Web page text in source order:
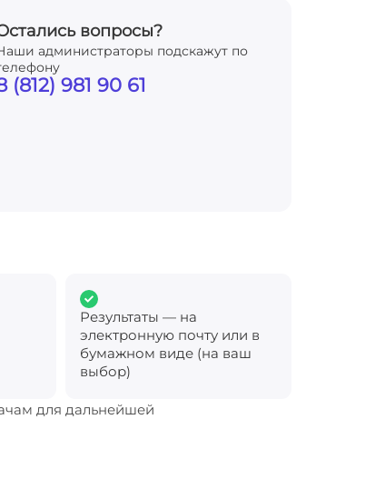
вопросы?
администраторы подскажут по
(812) 981 90 61
Результаты — на
электронную почту или в
бумажном виде (на ваш
выбор)
для дальнейшей